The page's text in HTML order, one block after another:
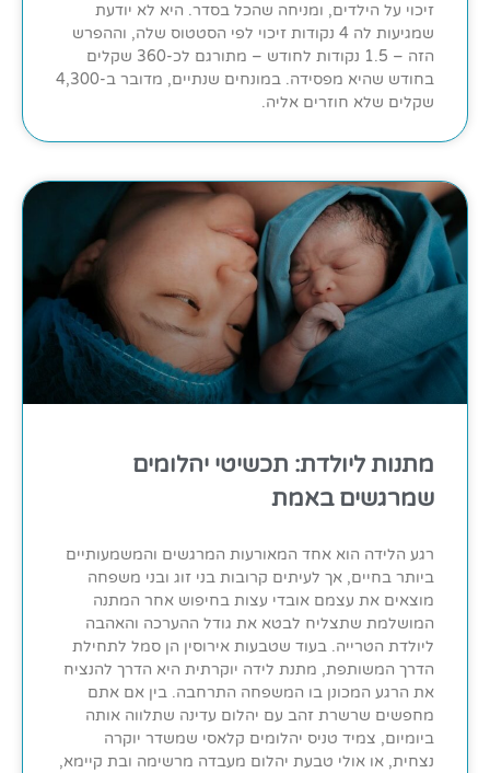
זיכוי על הילדים, ומניחה שהכל בסדר. היא לא יודעת
שמגיעות לה 4 נקודות זיכוי לפי הסטטוס שלה, וההפרש
הזה – 1.5 נקודות לחודש – מתורגם לכ-360 שקלים
בחודש שהיא מפסידה. במונחים שנתיים, מדובר ב-4,300
שקלים שלא חוזרים אליה.
מתנות ליולדת: תכשיטי יהלומים
שמרגשים באמת
רגע הלידה הוא אחד המאורעות המרגשים והמשמעותיים
ביותר בחיים, אך לעיתים קרובות בני זוג ובני משפחה
מוצאים את עצמם אובדי עצות בחיפוש אחר המתנה
המושלמת שתצליח לבטא את גודל ההערכה והאהבה
ליולדת הטרייה. בעוד שטבעות אירוסין הן סמל לתחילת
הדרך המשותפת, מתנת לידה יוקרתית היא הדרך להנציח
את הרגע המכונן בו המשפחה התרחבה. בין אם אתם
מחפשים שרשרת זהב עם יהלום עדינה שתלווה אותה
ביומיום, צמיד טניס יהלומים קלאסי שמשדר יוקרה
נצחית, או אולי טבעת יהלום מעבדה מרשימה ובת קיימא,